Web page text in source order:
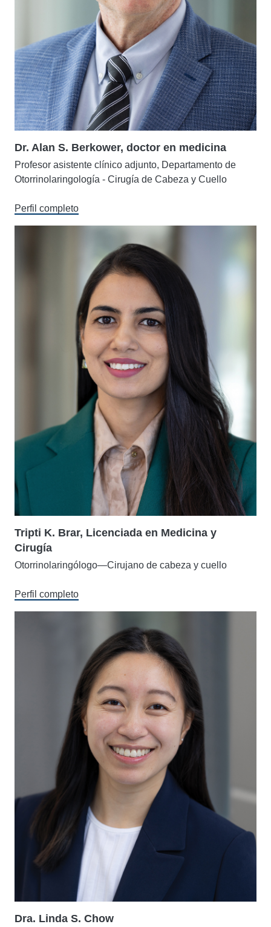
Dr. Alan S. Berkower, doctor en medicina
Profesor asistente clínico adjunto, Departamento de
Otorrinolaringología - Cirugía de Cabeza y Cuello
Perfil completo
Tripti K. Brar, Licenciada en Medicina y
Cirugía
Otorrinolaringólogo—Cirujano de cabeza y cuello
Perfil completo
Dra. Linda S. Chow